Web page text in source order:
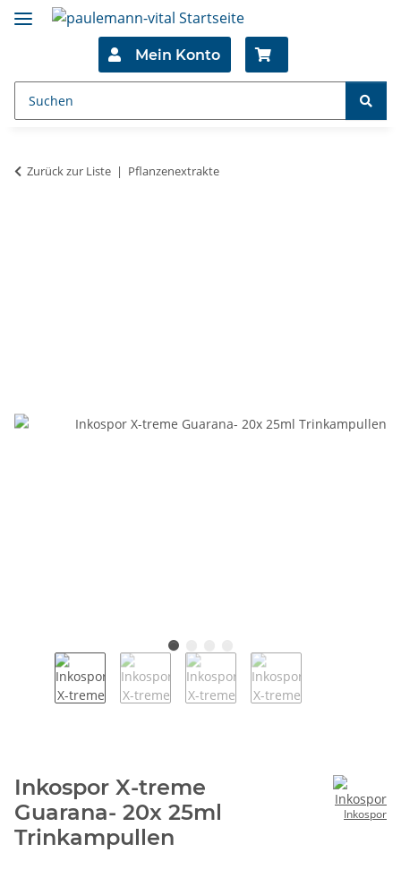
Mein Konto
Zurück zur Liste Pflanzenextrakte
Inkospor
Inkospor X-treme
Guarana- 20x 25ml
Trinkampullen